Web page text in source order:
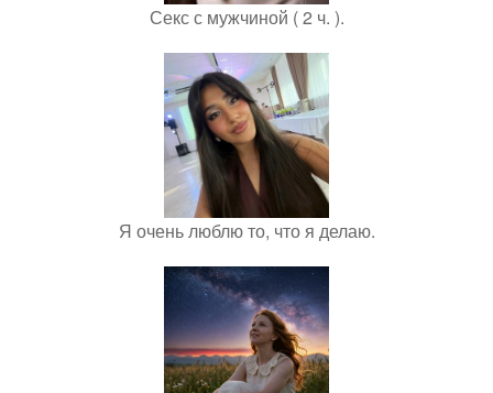
Секс с мужчиной ( 2 ч. ).
Я очень люблю то, что я делаю.